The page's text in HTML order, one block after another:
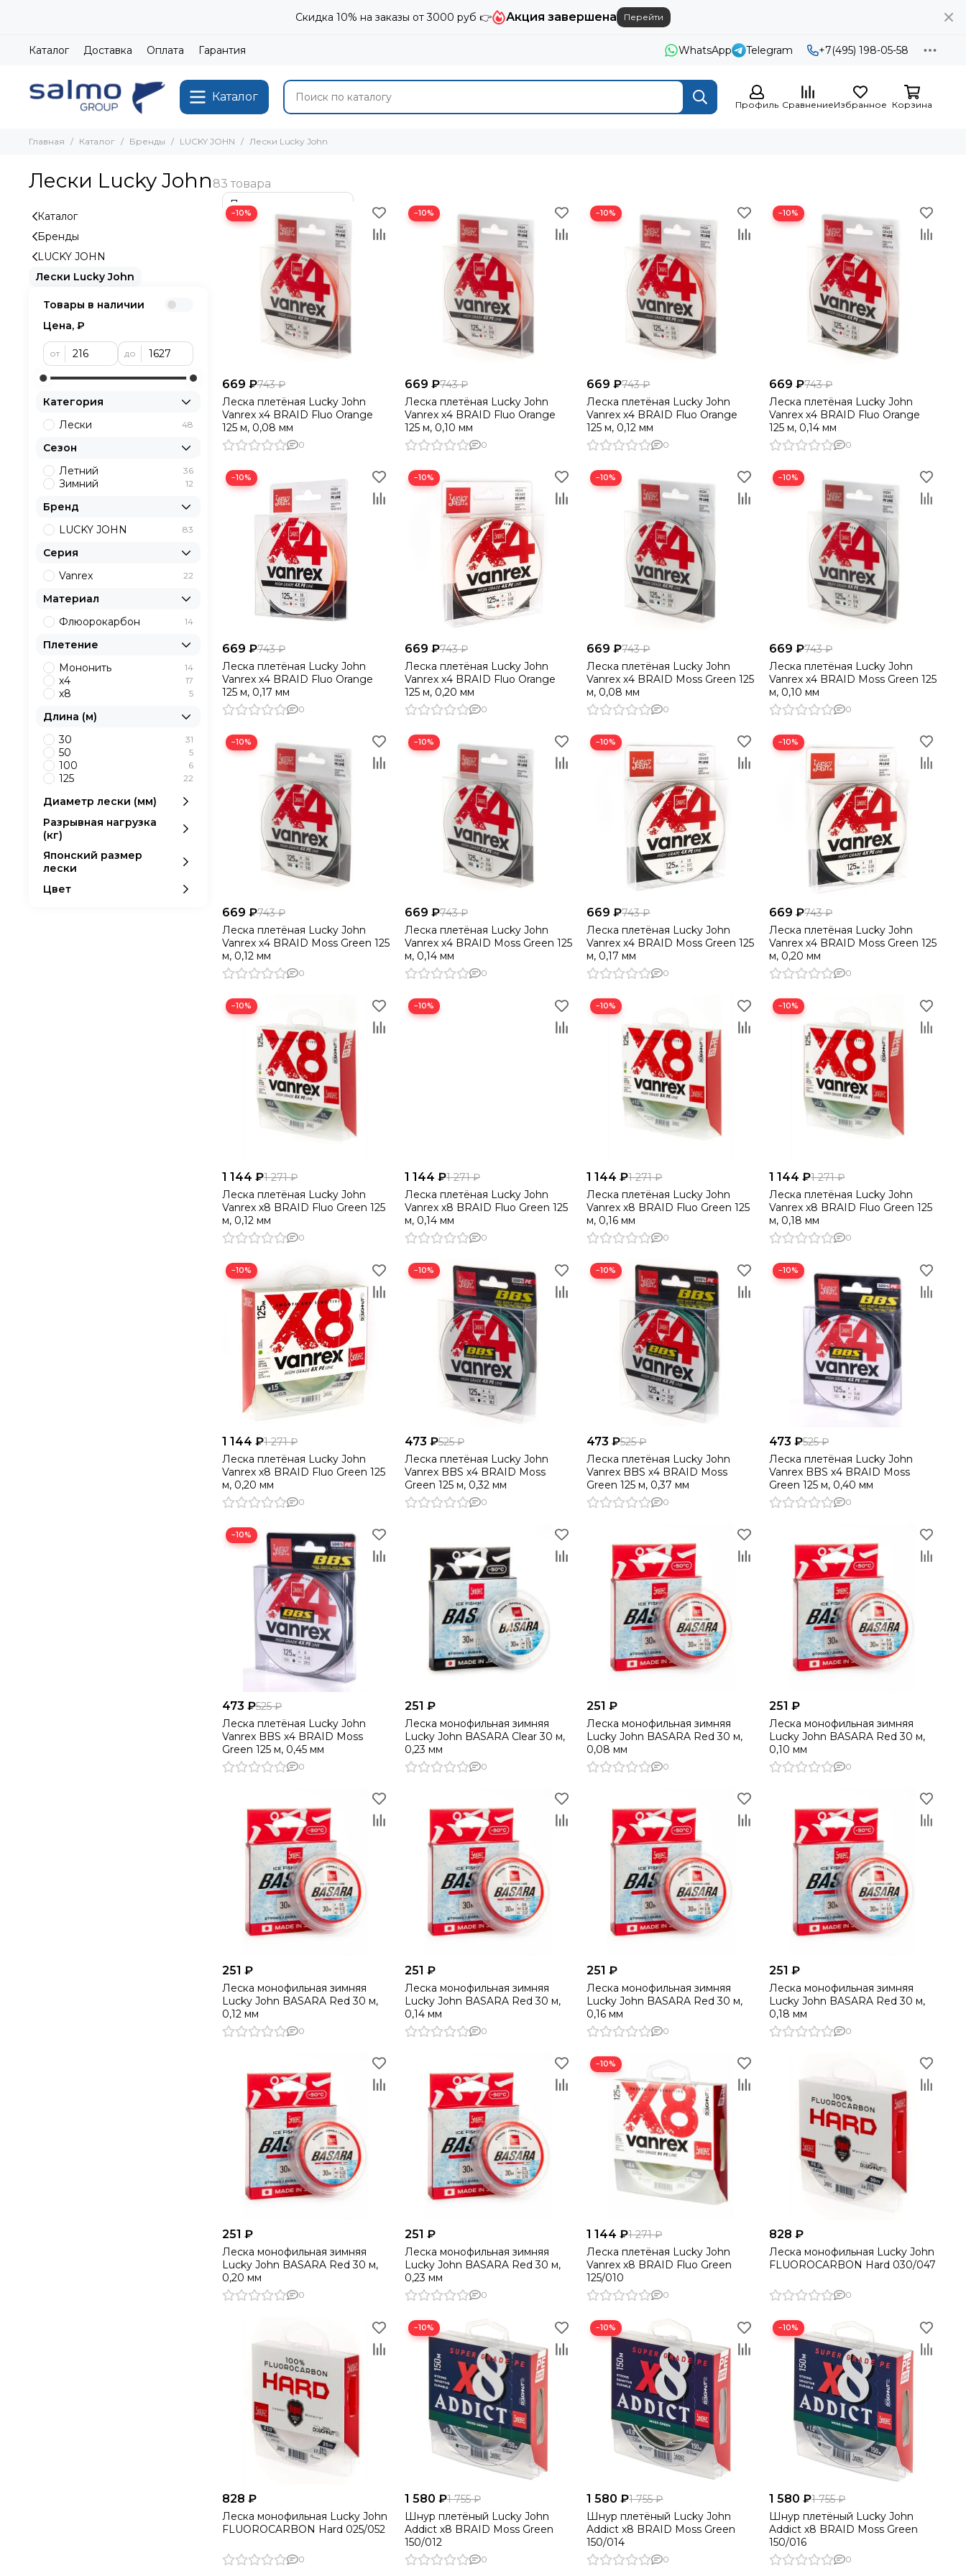
Скидка 10% на заказы от 3000 руб 👉 Акция завершена Перейти
Каталог Доставка Оплата Гарантия WhatsApp Telegram +7(495) 198-05-58
Каталог
Профиль СравнениеИзбранное Корзина
Главная Каталог Бренды LUCKY JOHN Лески Lucky John
Лески Lucky John
−10%
669 ₽743 ₽
Леска плетёная Lucky John
Vanrex х4 BRAID Fluo Orange
125 м, 0,08 мм
0
−10%
669 ₽743 ₽
Леска плетёная Lucky John
Vanrex х4 BRAID Fluo Orange
125 м, 0,10 мм
0
−10%
669 ₽743 ₽
Леска плетёная Lucky John
Vanrex х4 BRAID Fluo Orange
125 м, 0,12 мм
0
−10%
669 ₽743 ₽
Леска плетёная Lucky John
Vanrex х4 BRAID Fluo Orange
125 м, 0,14 мм
0
−10%
669 ₽743 ₽
Леска плетёная Lucky John
Vanrex х4 BRAID Fluo Orange
125 м, 0,17 мм
0
−10%
669 ₽743 ₽
Леска плетёная Lucky John
Vanrex х4 BRAID Fluo Orange
125 м, 0,20 мм
0
−10%
669 ₽743 ₽
Леска плетёная Lucky John
Vanrex х4 BRAID Moss Green 125
м, 0,08 мм
0
−10%
669 ₽743 ₽
Леска плетёная Lucky John
Vanrex х4 BRAID Moss Green 125
м, 0,10 мм
0
−10%
669 ₽743 ₽
Леска плетёная Lucky John
Vanrex х4 BRAID Moss Green 125
м, 0,12 мм
0
−10%
669 ₽743 ₽
Леска плетёная Lucky John
Vanrex х4 BRAID Moss Green 125
м, 0,14 мм
0
−10%
669 ₽743 ₽
Леска плетёная Lucky John
Vanrex х4 BRAID Moss Green 125
м, 0,17 мм
0
−10%
669 ₽743 ₽
Леска плетёная Lucky John
Vanrex х4 BRAID Moss Green 125
м, 0,20 мм
0
−10%
1 144 ₽1 271 ₽
Леска плетёная Lucky John
Vanrex х8 BRAID Fluo Green 125
м, 0,12 мм
0
−10%
1 144 ₽1 271 ₽
Леска плетёная Lucky John
Vanrex х8 BRAID Fluo Green 125
м, 0,14 мм
0
−10%
1 144 ₽1 271 ₽
Леска плетёная Lucky John
Vanrex х8 BRAID Fluo Green 125
м, 0,16 мм
0
−10%
1 144 ₽1 271 ₽
Леска плетёная Lucky John
Vanrex х8 BRAID Fluo Green 125
м, 0,18 мм
0
−10%
1 144 ₽1 271 ₽
Леска плетёная Lucky John
Vanrex х8 BRAID Fluo Green 125
м, 0,20 мм
0
−10%
473 ₽525 ₽
Леска плетёная Lucky John
Vanrex BBS х4 BRAID Moss
Green 125 м, 0,32 мм
0
−10%
473 ₽525 ₽
Леска плетёная Lucky John
Vanrex BBS х4 BRAID Moss
Green 125 м, 0,37 мм
0
−10%
473 ₽525 ₽
Леска плетёная Lucky John
Vanrex BBS х4 BRAID Moss
Green 125 м, 0,40 мм
0
−10%
473 ₽525 ₽
Леска плетёная Lucky John
Vanrex BBS х4 BRAID Moss
Green 125 м, 0,45 мм
0
251 ₽
Леска монофильная зимняя
Lucky John BASARA Clear 30 м,
0,23 мм
0
251 ₽
Леска монофильная зимняя
Lucky John BASARA Red 30 м,
0,08 мм
0
251 ₽
Леска монофильная зимняя
Lucky John BASARA Red 30 м,
0,10 мм
0
251 ₽
Леска монофильная зимняя
Lucky John BASARA Red 30 м,
0,12 мм
0
251 ₽
Леска монофильная зимняя
Lucky John BASARA Red 30 м,
0,14 мм
0
251 ₽
Леска монофильная зимняя
Lucky John BASARA Red 30 м,
0,16 мм
0
251 ₽
Леска монофильная зимняя
Lucky John BASARA Red 30 м,
0,18 мм
0
251 ₽
Леска монофильная зимняя
Lucky John BASARA Red 30 м,
0,20 мм
0
251 ₽
Леска монофильная зимняя
Lucky John BASARA Red 30 м,
0,23 мм
0
−10%
1 144 ₽1 271 ₽
Леска плетёная Lucky John
Vanrex х8 BRAID Fluo Green
125/010
0
828 ₽
Леска монофильная Lucky John
FLUOROCARBON Hard 030/047
0
828 ₽
Леска монофильная Lucky John
FLUOROCARBON Hard 025/052
0
−10%
1 580 ₽1 755 ₽
Шнур плетёный Lucky John
Addict х8 BRAID Moss Green
150/012
0
−10%
1 580 ₽1 755 ₽
Шнур плетёный Lucky John
Addict х8 BRAID Moss Green
150/014
0
−10%
1 580 ₽1 755 ₽
Шнур плетёный Lucky John
Addict х8 BRAID Moss Green
150/016
0
Каталог
Бренды
LUCKY JOHN
Лески Lucky John
Товары в наличии
Цена, ₽
от до
Категория
Лески
48
Сезон
Летний
36
Зимний 12
Бренд
LUCKY JOHN
83
Серия
Vanrex
22
Материал
Флюорокарбон
14
Плетение
Мононить
14
х4 17
х8 5
Длина (м)
30
31
50 5
100 6
125 22
Диаметр лески (мм)
Разрывная нагрузка
(кг)
Японский размер
лески
Цвет